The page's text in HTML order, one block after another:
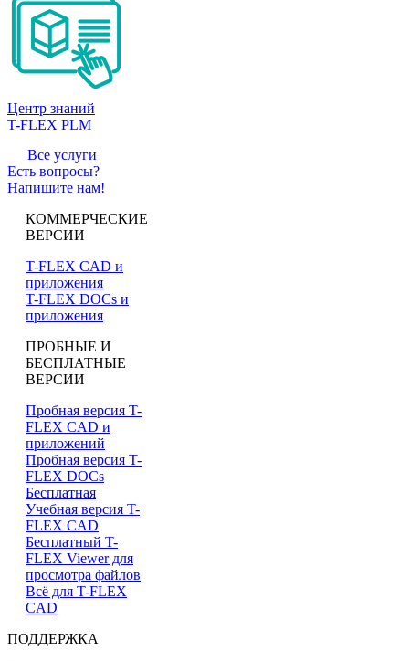
Центр знаний
T-FLEX PLM
Все услуги
Есть вопросы?
Напишите нам!
КОММЕРЧЕСКИЕ
ВЕРСИИ
T-FLEX CAD и
приложения
T-FLEX DOCs и
приложения
ПРОБНЫЕ И
БЕСПЛАТНЫЕ
ВЕРСИИ
Пробная версия T-
FLEX CAD и
приложений
Пробная версия T-
FLEX DOCs
Бесплатная
Учебная версия T-
FLEX CAD
Бесплатный T-
FLEX Viewer для
просмотра файлов
Всё для T-FLEX
CAD
ПОДДЕРЖКА